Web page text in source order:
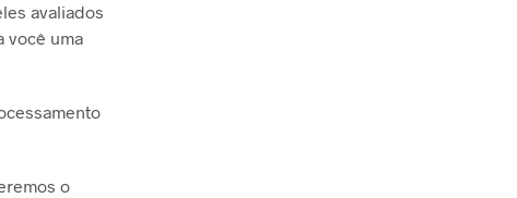
avaliados
você uma
o